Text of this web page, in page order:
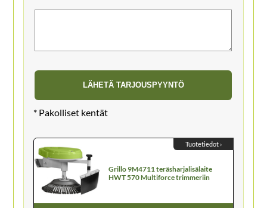
Grillo 9M4711 teräsharjalisälaite
HWT 570 Multiforce trimmeriin
Tuotetiedot ›